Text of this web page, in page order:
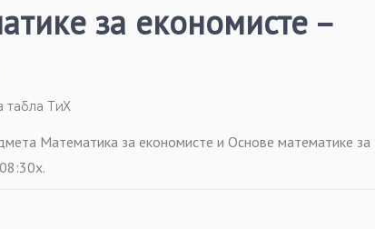
за економисте –
табла ТиХ
Математика за економисте и Основе математике за